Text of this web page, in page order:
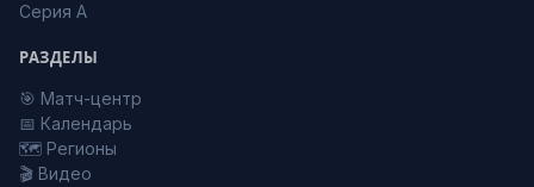
Серия А
РАЗДЕЛЫ
🎯 Матч-центр
📅 Календарь
🗺️ Регионы
🎬 Видео